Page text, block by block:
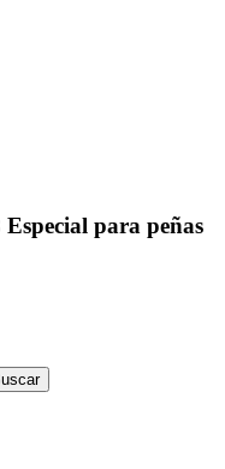
Especial para peñas